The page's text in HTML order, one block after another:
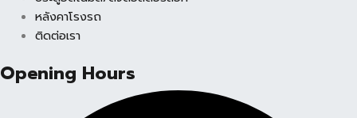
หลังคาโรงรถ
ติดต่อเรา
Opening Hours